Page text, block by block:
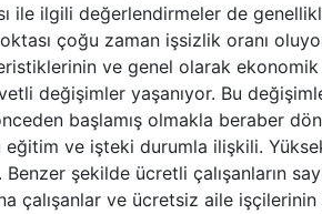
ile ilgili değerlendirmeler de
çoğu zaman işsizlik oranı
ve genel olarak ekonomik
değişimler yaşanıyor. Bu
başlamış olmakla beraber
ve işteki durumla ilişkili.
Benzer şekilde ücretli çalışanların
çalışanlar ve ücretsiz aile